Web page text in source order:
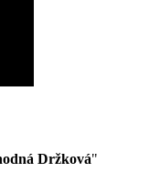
Držková"